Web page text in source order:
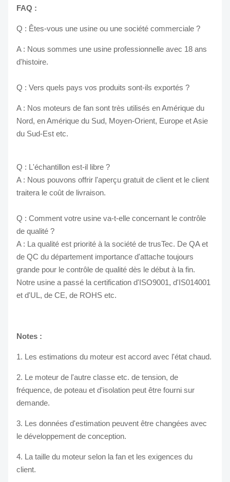
FAQ :
Q : Êtes-vous une usine ou une société commerciale ?
A : Nous sommes une usine professionnelle avec 18 ans
d'histoire.
Q : Vers quels pays vos produits sont-ils exportés ?
A : Nos moteurs de fan sont très utilisés en Amérique du
Nord, en Amérique du Sud, Moyen-Orient, Europe et Asie
du Sud-Est etc.
Q : L'échantillon est-il libre ?
A : Nous pouvons offrir l'aperçu gratuit de client et le client
traitera le coût de livraison.
Q : Comment votre usine va-t-elle concernant le contrôle
de qualité ?
A : La qualité est priorité à la société de trusTec. De QA et
de QC du département importance d'attache toujours
grande pour le contrôle de qualité dès le début à la fin.
Notre usine a passé la certification d'ISO9001, d'IS014001
et d'UL, de CE, de ROHS etc.
Notes :
1. Les estimations du moteur est accord avec l'état chaud.
2. Le moteur de l'autre classe etc. de tension, de
fréquence, de poteau et d'isolation peut être fourni sur
demande.
3. Les données d'estimation peuvent être changées avec
le développement de conception.
4. La taille du moteur selon la fan et les exigences du
client.